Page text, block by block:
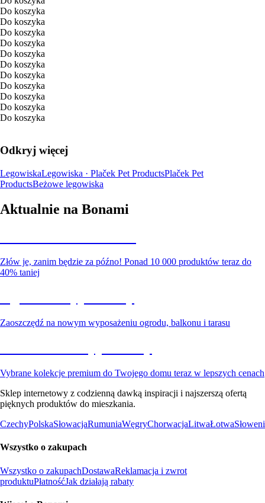
Do koszyka
Do koszyka
Do koszyka
Do koszyka
Do koszyka
Do koszyka
Do koszyka
Do koszyka
Do koszyka
Do koszyka
Do koszyka
Odkryj więcej
LegowiskaLegowiska · Plaček Pet ProductsPlaček Pet
ProductsBeżowe legowiska
Aktualnie na Bonami
Złów je, zanim będzie za późno! Ponad 10 000 produktów teraz do
40% taniej
Zaoszczędź na nowym wyposażeniu ogrodu, balkonu i tarasu
Vybrane kolekcje premium do Twojego domu teraz w lepszych cenach
Sklep internetowy z codzienną dawką inspiracji i najszerszą ofertą
pięknych produktów do mieszkania.
CzechyPolskaSłowacjaRumuniaWęgryChorwacjaLitwaŁotwa
Wszystko o zakupach
Wszystko o zakupachDostawaReklamacja i zwrot
produktuPłatnośćJak działają rabaty